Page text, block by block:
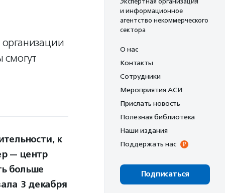
к
— центр
больше
3 декабря
и информационное
агентство некоммерческого
сектора
О нас
Контакты
Сотрудники
Мероприятия АСИ
Прислать новость
Полезная библиотека
Наши издания
Поддержать нас
Подписаться